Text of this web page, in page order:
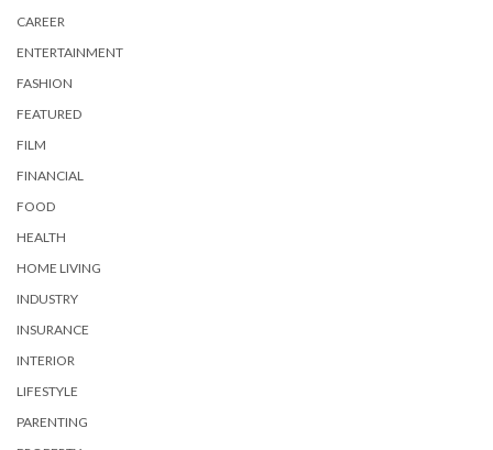
CAREER
ENTERTAINMENT
FASHION
FEATURED
FILM
FINANCIAL
FOOD
HEALTH
HOME LIVING
INDUSTRY
INSURANCE
INTERIOR
LIFESTYLE
PARENTING